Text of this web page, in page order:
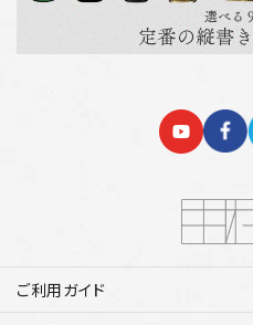
ご利用ガイド